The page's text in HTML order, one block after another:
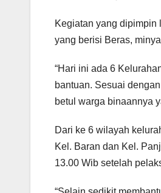
Kegiatan yang dipimpin
yang berisi Beras,
“Hari ini ada 6
bantuan. Sesuai
betul warga binaannya
Dari ke 6 wilayah
Kel. Baran dan Kel.
13.00 Wib setelah